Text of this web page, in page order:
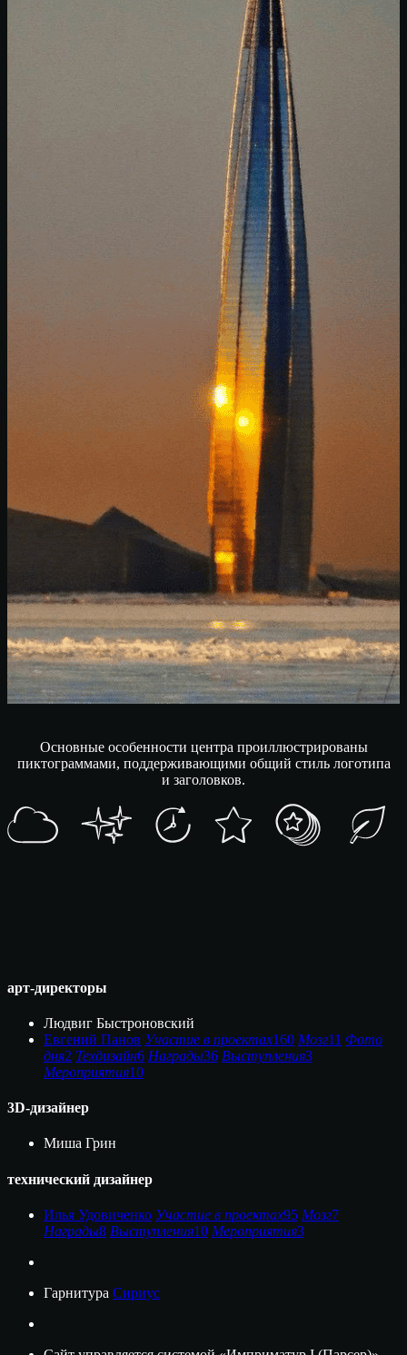
Основные особенности центра проиллюстрированы
пиктограммами, поддерживающими общий стиль логотипа
и заголовков.
арт-директоры
Людвиг Быстроновский
Евгений Панов Участие в проектах160 Мозг11 Фото
дня2 Техдизайн6 Награды36 Выступления3
Мероприятия10
3D-дизайнер
Миша Грин
технический дизайнер
Илья Удовиченко Участие в проектах95 Мозг7
Награды8 Выступления10 Мероприятия3
Гарнитура Сириус